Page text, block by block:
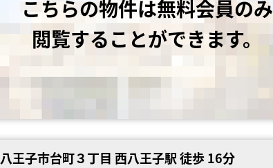
こちらの物件は無料会員のみ
閲覧することができます。
八王子市台町３丁目 西八王子駅 徒歩 16分